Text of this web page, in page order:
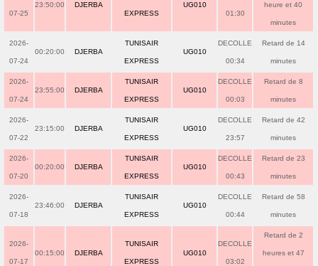
07-25
23:50:00 DJERBA
EXPRESS
UG010
01:30
heure et 40
minutes
2026-
07-24
00:20:00 DJERBA
TUNISAIR
EXPRESS
UG010
DECOLLE
00:34
Retard de 14
minutes
2026-
07-24
23:55:00 DJERBA
TUNISAIR
EXPRESS
UG010
DECOLLE
00:03
Retard de 8
minutes
2026-
07-22
23:15:00 DJERBA
TUNISAIR
EXPRESS
UG010
DECOLLE
23:57
Retard de 42
minutes
2026-
07-20
00:20:00 DJERBA
TUNISAIR
EXPRESS
UG010
DECOLLE
00:43
Retard de 23
minutes
2026-
07-18
23:46:00 DJERBA
TUNISAIR
EXPRESS
UG010
DECOLLE
00:44
Retard de 58
minutes
2026-
07-17
00:15:00 DJERBA
TUNISAIR
EXPRESS
UG010
DECOLLE
03:02
Retard de 2
heures et 47